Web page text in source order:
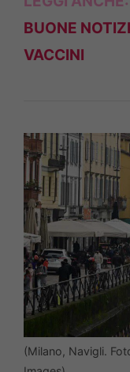
BUONE
VACCINI
(Milano, Navigli.